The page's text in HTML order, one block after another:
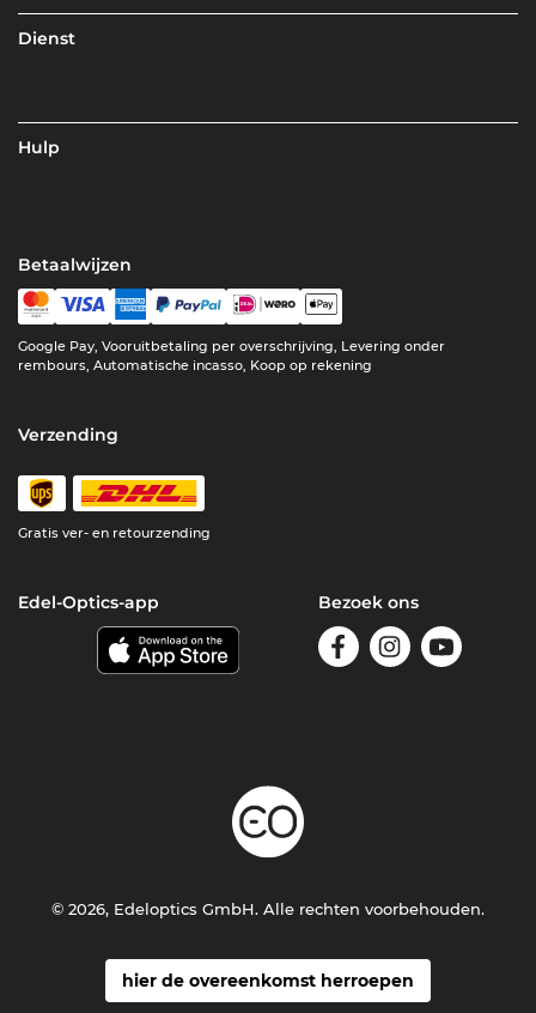
Dienst
Hulp
Betaalwijzen
Google Pay, Vooruitbetaling per overschrijving, Levering onder
rembours, Automatische incasso, Koop op rekening
Verzending
Gratis ver- en retourzending
Edel-Optics-app Bezoek ons
hier de overeenkomst herroepen
© 2026, Edeloptics GmbH. Alle rechten voorbehouden.